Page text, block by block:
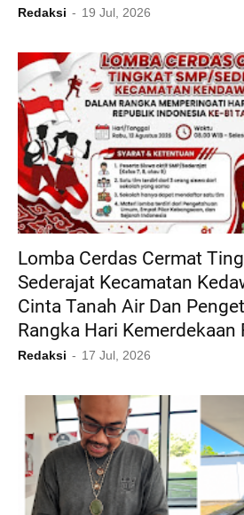
Redaksi 19 Jul, 2026
Lomba Cerdas Cermat
Sederajat Kecamatan
Cinta Tanah Air Dan
Rangka Hari Kemerdekaan
Redaksi 17 Jul, 2026